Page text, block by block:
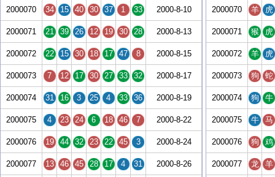
2000070 34 15 40 30 37 1 33 2000-8-10
2000071 21 39 26 12 19 30 28 2000-8-13
2000072 22 15 30 18 17 47 8 2000-8-15
2000073 7 12 17 30 27 33 32 2000-8-17
2000074 31 16 3 25 4 33 36 2000-8-19
2000075 4 23 24 6 18 46 7 2000-8-22
2000076 19 44 32 23 22 45 3 2000-8-24
2000077 13 46 45 28 17 4 31 2000-8-26
2000070 羊 虎
2000071 猴 虎
2000072 羊 虎
2000073 狗 蛇
2000074 狗 牛
2000075 牛 马
2000076 狗 鸡
2000077 龙 羊